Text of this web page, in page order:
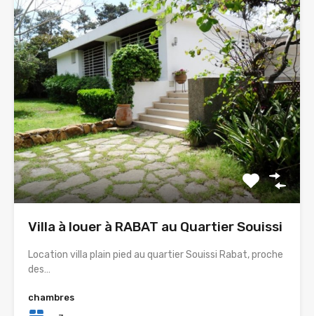
Villa à louer à RABAT au Quartier Souissi
Location villa plain pied au quartier Souissi Rabat, proche
des…
chambres